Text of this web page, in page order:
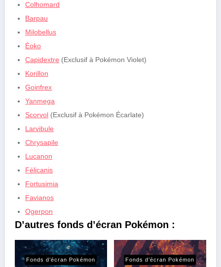
Colhomard
Barpau
Milobellus
Éoko
Capidextre (Exclusif à Pokémon Violet)
Korillon
Goinfrex
Yanmega
Scorvol (Exclusif à Pokémon Écarlate)
Larvibule
Chrysapile
Lucanon
Félicanis
Fortusimia
Favianos
Ogerpon
D’autres fonds d’écran Pokémon :
Fonds d’écran Pokémon Fonds d’écran Pokémon